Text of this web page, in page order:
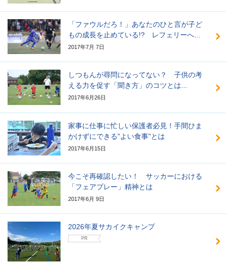
「ファウルだろ！」あなたのひと言が子ど
もの成長を止めている!? レフェリーへ...
2017年7月 7日
しつもんが尋問になってない？ 子供の考
える力を促す「聞き方」のコツとは...
2017年6月26日
家事に仕事に忙しい保護者必見！手間ひま
かけずにできる"よい食事"とは
2017年6月15日
今こそ再確認したい！ サッカーにおける
「フェアプレー」精神とは
2017年6月 9日
2026年夏サカイクキャンプ
PR